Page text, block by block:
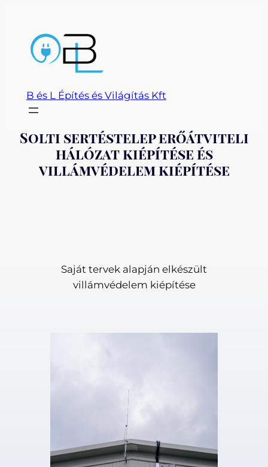
tartalomhoz
B és L Építés és Világítás Kft
Solti sertéstelep erőátviteli
hálózat kiépítése és
villámvédelem kiépítése
Saját tervek alapján elkészült
villámvédelem kiépítése